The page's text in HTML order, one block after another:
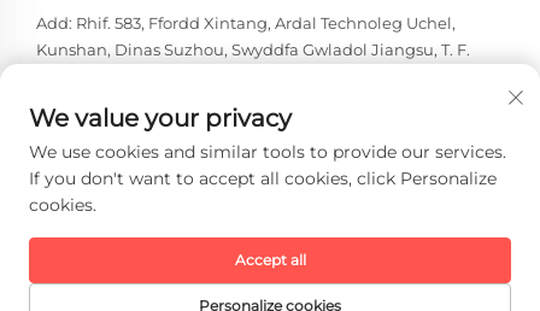
Add: Rhif. 583, Ffordd Xintang, Ardal Technoleg Uchel,
Kunshan, Dinas Suzhou, Swyddfa Gwladol Jiangsu, T. F.
Ffôn: +86-137 6186 0079
E-bost: [email protected]
Cediged yr holl hawliau. -Polisi Preifatrwydd
We value your privacy
We use cookies and similar tools to provide our services.
If you don't want to accept all cookies, click Personalize
cookies.
Personalize cookies
Accept all